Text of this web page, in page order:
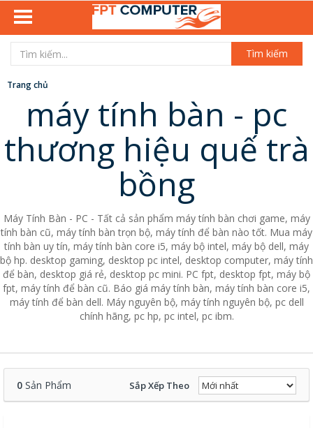
Tìm kiếm
Trang chủ
máy tính bàn - pc
thương hiệu quế trà
bồng
Máy Tính Bàn - PC - Tất cả sản phẩm máy tính bàn chơi game, máy
tính bàn cũ, máy tính bàn trọn bộ, máy tính để bàn nào tốt. Mua máy
tính bàn uy tín, máy tính bàn core i5, máy bộ intel, máy bộ dell, máy
bộ hp. desktop gaming, desktop pc intel, desktop computer, máy tính
để bàn, desktop giá rẻ, desktop pc mini. PC fpt, desktop fpt, máy bộ
fpt, máy tính để bàn cũ. Báo giá máy tính bàn, máy tính bàn core i5,
máy tính để bàn dell. Máy nguyên bộ, máy tính nguyên bộ, pc dell
chính hãng, pc hp, pc intel, pc ibm.
0 Sản Phẩm Sắp Xếp Theo